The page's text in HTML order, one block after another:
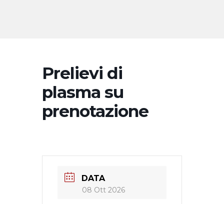
Prelievi di
plasma su
prenotazione
DATA
08 Ott 2026